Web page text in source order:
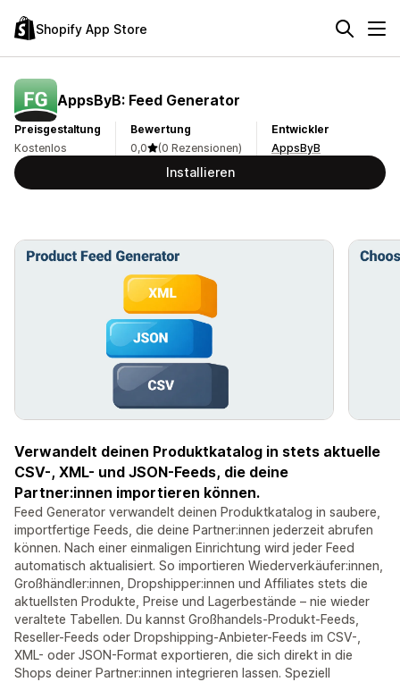
Shopify App Store
AppsByB: Feed Generator
Preisgestaltung
Kostenlos
Bewertung
0,0
(0 Rezensionen)
Entwickler
AppsByB
Installieren
Verwandelt deinen Produktkatalog in stets aktuelle
CSV-, XML- und JSON-Feeds, die deine
Partner:innen importieren können.
Feed Generator verwandelt deinen Produktkatalog in saubere,
importfertige Feeds, die deine Partner:innen jederzeit abrufen
können. Nach einer einmaligen Einrichtung wird jeder Feed
automatisch aktualisiert. So importieren Wiederverkäufer:innen,
Großhändler:innen, Dropshipper:innen und Affiliates stets die
aktuellsten Produkte, Preise und Lagerbestände – nie wieder
veraltete Tabellen. Du kannst Großhandels-Produkt-Feeds,
Reseller-Feeds oder Dropshipping-Anbieter-Feeds im CSV-,
XML- oder JSON-Format exportieren, die sich direkt in die
Shops deiner Partner:innen integrieren lassen. Speziell